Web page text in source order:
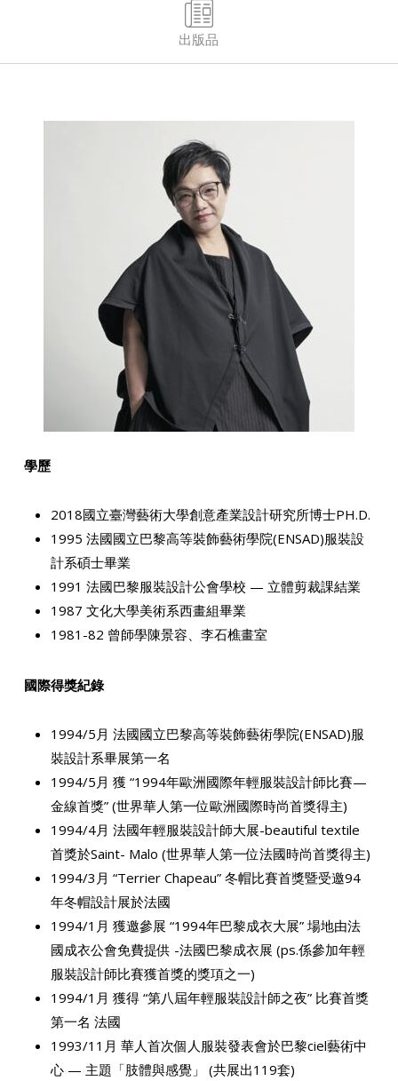
出版品
學歷
2018國立臺灣藝術大學創意產業設計研究所博士PH.D.
1995 法國國立巴黎高等裝飾藝術學院(ENSAD)服裝設
計系碩士畢業
1991 法國巴黎服裝設計公會學校 — 立體剪裁課結業
1987 文化大學美術系西畫組畢業
1981-82 曾師學陳景容、李石樵畫室
國際得獎紀錄
1994/5月 法國國立巴黎高等裝飾藝術學院(ENSAD)服
裝設計系畢展第一名
1994/5月 獲 “1994年歐洲國際年輕服裝設計師比賽—
金線首獎” (世界華人第一位歐洲國際時尚首獎得主)
1994/4月 法國年輕服裝設計師大展-beautiful textile
首獎於Saint- Malo (世界華人第一位法國時尚首獎得主)
1994/3月 “Terrier Chapeau” 冬帽比賽首獎暨受邀94
年冬帽設計展於法國
1994/1月 獲邀參展 “1994年巴黎成衣大展” 場地由法
國成衣公會免費提供 -法國巴黎成衣展 (ps.係參加年輕
服裝設計師比賽獲首獎的獎項之一)
1994/1月 獲得 “第八屆年輕服裝設計師之夜” 比賽首獎
第一名 法國
1993/11月 華人首次個人服裝發表會於巴黎ciel藝術中
心 — 主題「肢體與感覺」 (共展出119套)